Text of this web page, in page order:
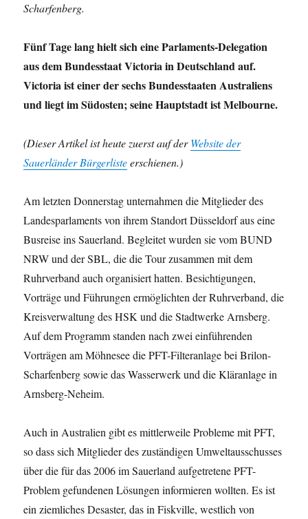
Scharfenberg.
Fünf Tage lang hielt sich eine Parlaments-Delegation
aus dem Bundesstaat Victoria in Deutschland auf.
Victoria ist einer der sechs Bundesstaaten Australiens
und liegt im Südosten; seine Hauptstadt ist Melbourne.
(Dieser Artikel ist heute zuerst auf derWebsite der
Sauerländer Bürgerlisteerschienen.)
Am letzten Donnerstag unternahmen die Mitglieder des
Landesparlaments von ihrem Standort Düsseldorf aus eine
Busreise ins Sauerland. Begleitet wurden sie vom BUND
NRW und der SBL, die die Tour zusammen mit dem
Ruhrverband auch organisiert hatten. Besichtigungen,
Vorträge und Führungen ermöglichten der Ruhrverband, die
Kreisverwaltung des HSK und die Stadtwerke Arnsberg.
Auf dem Programm standen nach zwei einführenden
Vorträgen am Möhnesee die PFT-Filteranlage bei Brilon-
Scharfenberg sowie das Wasserwerk und die Kläranlage in
Arnsberg-Neheim.
Auch in Australien gibt es mittlerweile Probleme mit PFT,
so dass sich Mitglieder des zuständigen Umweltausschusses
über die für das 2006 im Sauerland aufgetretene PFT-
Problem gefundenen Lösungen informieren wollten. Es ist
ein ziemliches Desaster, das in Fiskville, westlich von